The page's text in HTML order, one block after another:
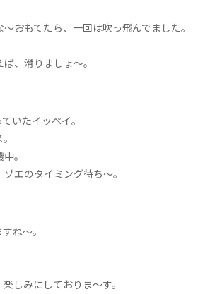
おもてたら、一回は吹っ飛んでました。
、滑りましょ〜。
いたイッペイ。
。
エのタイミング待ち〜。
ね〜。
しみにしておりま〜す。